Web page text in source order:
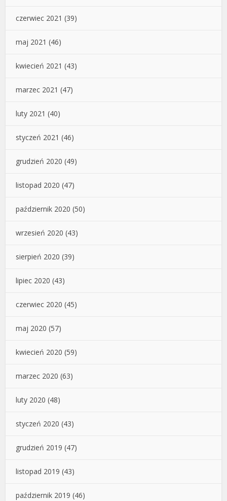
czerwiec 2021 (39)
maj 2021 (46)
kwiecień 2021 (43)
marzec 2021 (47)
luty 2021 (40)
styczeń 2021 (46)
grudzień 2020 (49)
listopad 2020 (47)
październik 2020 (50)
wrzesień 2020 (43)
sierpień 2020 (39)
lipiec 2020 (43)
czerwiec 2020 (45)
maj 2020 (57)
kwiecień 2020 (59)
marzec 2020 (63)
luty 2020 (48)
styczeń 2020 (43)
grudzień 2019 (47)
listopad 2019 (43)
październik 2019 (46)